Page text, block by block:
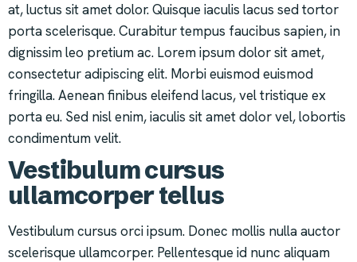
at, luctus sit amet dolor. Quisque iaculis lacus sed tortor
porta scelerisque. Curabitur tempus faucibus sapien, in
dignissim leo pretium ac. Lorem ipsum dolor sit amet,
consectetur adipiscing elit. Morbi euismod euismod
fringilla. Aenean finibus eleifend lacus, vel tristique ex
porta eu. Sed nisl enim, iaculis sit amet dolor vel, lobortis
condimentum velit.
Vestibulum cursus
ullamcorper tellus
Vestibulum cursus orci ipsum. Donec mollis nulla auctor
scelerisque ullamcorper. Pellentesque id nunc aliquam